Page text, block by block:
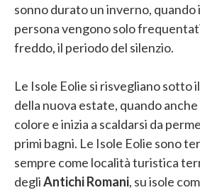
sonno durato un inverno, quando
persona vengono solo
freddo, il periodo del silenzio.
Le Isole Eolie si risvegliano sotto
della nuova estate, quando anche
colore e inizia a scaldarsi da
primi bagni. Le Isole Eolie sono
sempre come località turistica
degliAntichi Romani, su isole